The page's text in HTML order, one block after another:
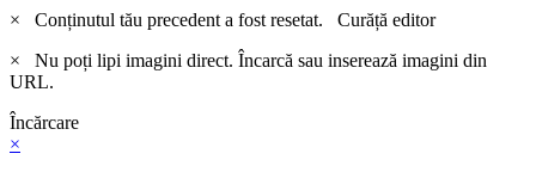
×
Conținutul tău precedent a fost resetat. Curăță editor
×
Nu poți lipi imagini direct. Încarcă sau inserează imagini din
URL.
Încărcare
×